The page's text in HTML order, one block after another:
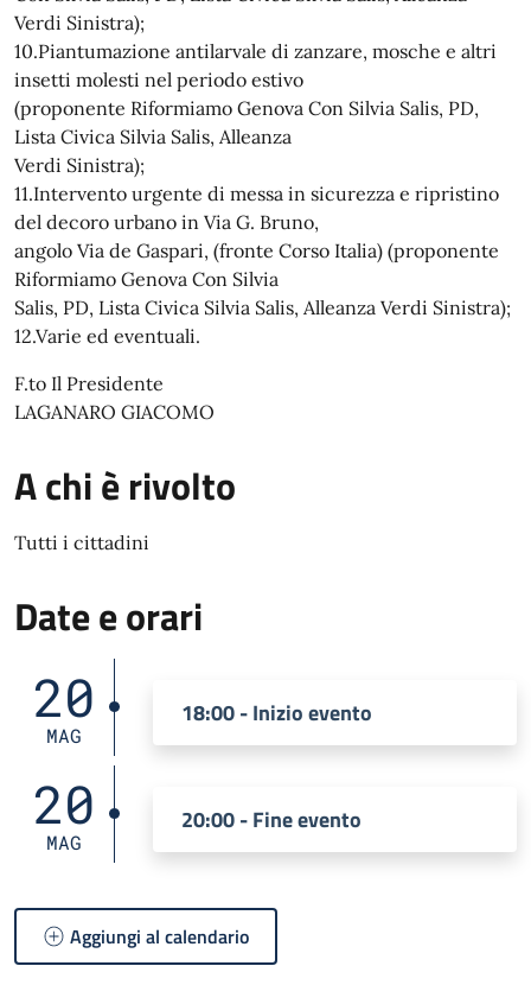
Verdi Sinistra);
10.Piantumazione antilarvale di zanzare, mosche e altri
insetti molesti nel periodo estivo
(proponente Riformiamo Genova Con Silvia Salis, PD,
Lista Civica Silvia Salis, Alleanza
Verdi Sinistra);
11.Intervento urgente di messa in sicurezza e ripristino
del decoro urbano in Via G. Bruno,
angolo Via de Gaspari, (fronte Corso Italia) (proponente
Riformiamo Genova Con Silvia
Salis, PD, Lista Civica Silvia Salis, Alleanza Verdi Sinistra);
12.Varie ed eventuali.
F.to Il Presidente
LAGANARO GIACOMO
A chi è rivolto
Tutti i cittadini
Date e orari
20
MAG
18:00 - Inizio evento
20
MAG
20:00 - Fine evento
Aggiungi al calendario